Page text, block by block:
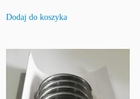
Dodaj do koszyka